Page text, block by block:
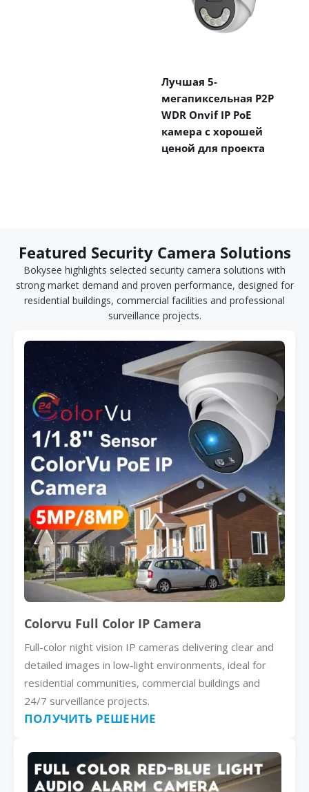
Лучшая 5-
мегапиксельная P2P
WDR Onvif IP PoE
камера с хорошей
ценой для проекта
Featured Security Camera Solutions
Bokysee highlights selected security camera solutions with
strong market demand and proven performance, designed for
residential buildings, commercial facilities and professional
surveillance projects.
Colorvu Full Color IP Camera
Full-color night vision IP cameras delivering clear and
detailed images in low-light environments, ideal for
residential communities, commercial buildings and
24/7 surveillance projects.
ПОЛУЧИТЬ РЕШЕНИЕ